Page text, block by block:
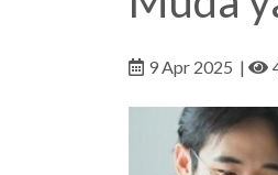
9 Apr 2025 |